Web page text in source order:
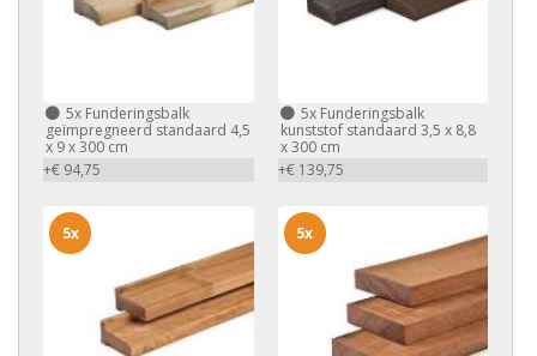
5x Funderingsbalk
geïmpregneerd standaard 4,5
x 9 x 300 cm
+€ 94,75
5xFunderingsbalk
kunststof standaard 3,5 x 8,8
x 300 cm
+€ 139,75
5x 5x